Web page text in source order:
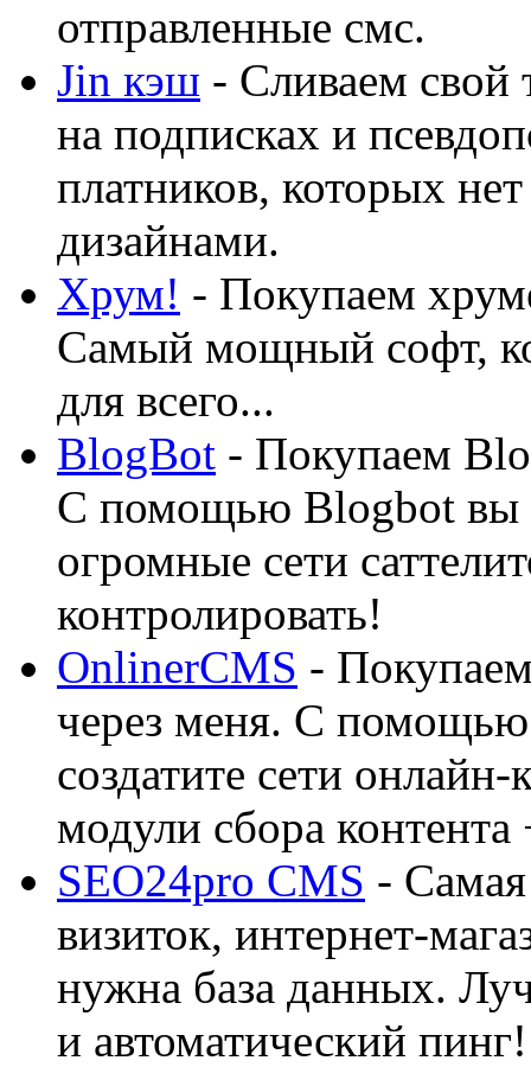
отправленные смс.
Jin кэш - Сливаем свой
на подписках и
платников, которых
дизайнами.
Хрум! - Покупаем
Самый мощный софт,
для всего...
BlogBot - Покупаем
С помощью Blogbot вы
огромные сети
контролировать!
OnlinerCMS -
через меня. С помощью
создатите сети
модули сбора
SEO24pro CMS -
визиток, интернет-
нужна база данных.
и автоматический пинг!